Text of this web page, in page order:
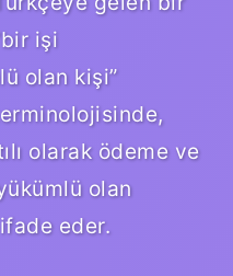
işi
olan kişi”
olarak ödeme ve
olan
eder.